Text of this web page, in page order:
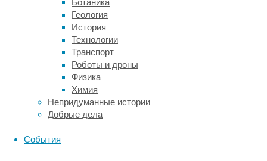
Ботаника
Геология
История
Технологии
Транспорт
Роботы и дроны
Физика
Химия
Непридуманные истории
Добрые дела
События
долей
(LdlATL)
областью,
относящейся
языковой
системе,
–
значимо
с